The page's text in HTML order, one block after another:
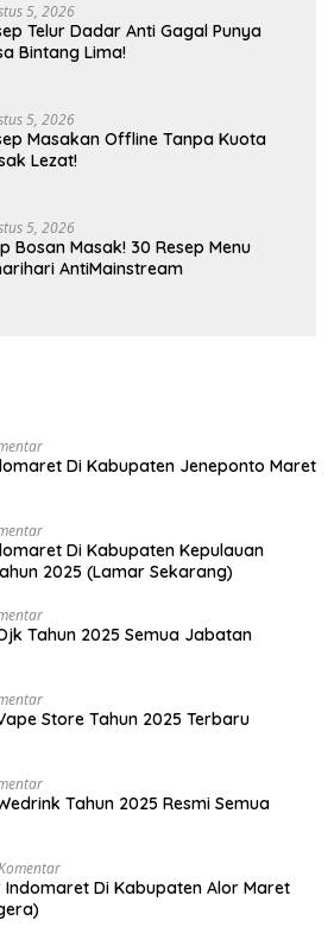
5, 2026
Telur Dadar Anti Gagal Punya
Bintang Lima!
5, 2026
Masakan Offline Tanpa Kuota
Lezat!
5, 2026
Bosan Masak! 30 Resep Menu
AntiMainstream
Di Kabupaten Jeneponto Maret
Di Kabupaten Kepulauan
2025 (Lamar Sekarang)
Tahun 2025 Semua Jabatan
Store Tahun 2025 Terbaru
Tahun 2025 Resmi Semua
Indomaret Di Kabupaten Alor Maret